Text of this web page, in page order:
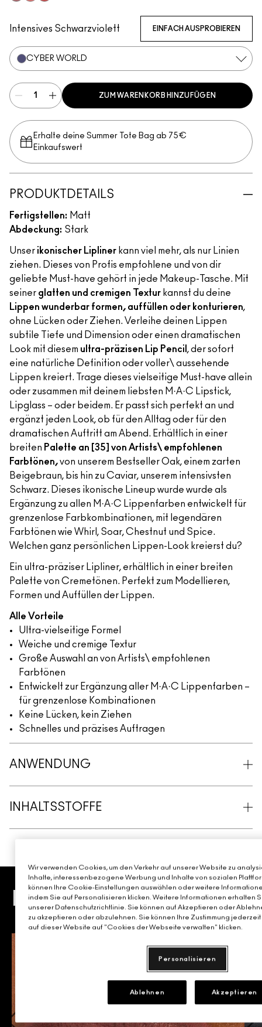
Intensives Schwarzviolett EINFACH AUSPROBIEREN
CYBER WORLD
ZUM WARENKORB HINZUFÜGEN
Erhalte deine Summer Tote Bag ab 75€
Einkaufswert​
PRODUKTDETAILS
Fertigstellen: Matt
Abdeckung: Stark
Unser ikonischer Lipliner kann viel mehr, als nur Linien
ziehen. Dieses von Profis empfohlene und von dir
geliebte Must-have gehört in jede Makeup-Tasche. Mit
seiner glatten und cremigen Textur kannst du deine
Lippen wunderbar formen, auffüllen oder konturieren,
ohne Lücken oder Ziehen. Verleihe deinen Lippen
subtile Tiefe und Dimension oder einen dramatischen
Look mit diesem ultra-präzisen Lip Pencil , der sofort
eine natürliche Definition oder voller\ aussehende
Lippen kreiert. Trage dieses vielseitige Must-have allein
oder zusammen mit deinem liebsten M·A·C Lipstick,
Lipglass – oder beidem. Er passt sich perfekt an und
ergänzt jeden Look, ob für den Alltag oder für den
dramatischen Auftritt am Abend. Erhältlich in einer
breiten Palette an [35] von Artists\ empfohlenen
Farbtönen,von unserem Bestseller Oak, einem zarten
Beigebraun, bis hin zu Caviar, unserem intensivsten
Schwarz. Dieses ikonische Lineup wurde wurde als
Ergänzung zu allen M·A·C Lippenfarben entwickelt für
grenzenlose Farbkombinationen, mit legendären
Farbtönen wie Whirl, Soar, Chestnut und Spice.
Welchen ganz persönlichen Lippen-Look kreierst du?
Ein ultra-präziser Lipliner, erhältlich in einer breiten
Palette von Cremetönen. Perfekt zum Modellieren,
Formen und Auffüllen der Lippen.
Alle Vorteile
Ultra-vielseitige Formel
Weiche und cremige Textur
Große Auswahl an von Artists\ empfohlenen
Farbtönen
Entwickelt zur Ergänzung aller M·A·C Lippenfarben –
für grenzenlose Kombinationen
Keine Lücken, kein Ziehen
Schnelles und präzises Auftragen
ANWENDUNG
INHALTSSTOFFE
KAUF DIR DIE IKONEN
Wir verwenden Cookies, um den Verkehr auf unserer Website zu
Inhalte, interessenbezogene Werbung und Inhalte von sozialen
können Ihre Cookie-Einstellungen auswählen oder weitere
indem Sie auf Personalisieren klicken. Weitere Informationen erhalten
unserer Datenschutzrichtlinie. Sie können auf Akzeptieren oder
zu akzeptieren oder abzulehnen. Sie können Ihre Zustimmung
auf dieser Website auf "Cookies der Webseite verwalten" klicken.
Personalisieren
Ablehnen Akzeptieren